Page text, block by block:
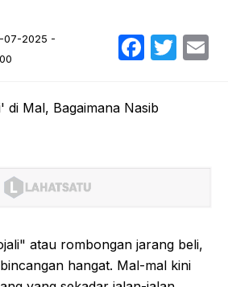
07-2025 -
atau rombongan jarang beli,
hangat. Mal-mal kini